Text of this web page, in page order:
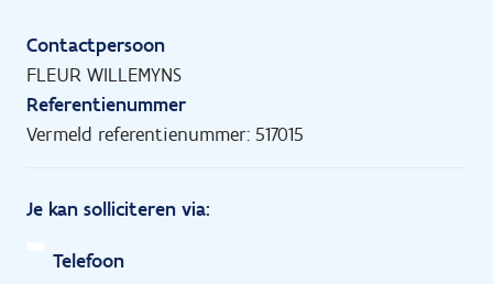
Contactpersoon
FLEUR WILLEMYNS
Referentienummer
Vermeld referentienummer: 517015
Je kan solliciteren via:
Telefoon